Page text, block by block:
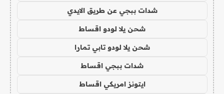
شدات ببجي عن طريق الايدي
شحن يلا لودو اقساط
شحن يلا لودو تابي تمارا
شدات ببجي اقساط
ايتونز امريكي اقساط